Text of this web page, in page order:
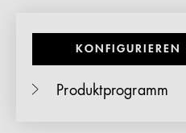
KONFIGURIEREN
Produktprogramm